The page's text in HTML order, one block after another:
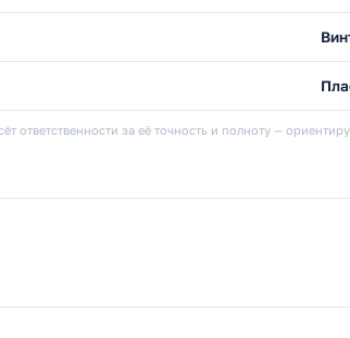
ответственности за её точность и полноту —